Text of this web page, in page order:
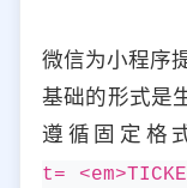
微信为小程序
基础的形式是
遵循固定格
t=